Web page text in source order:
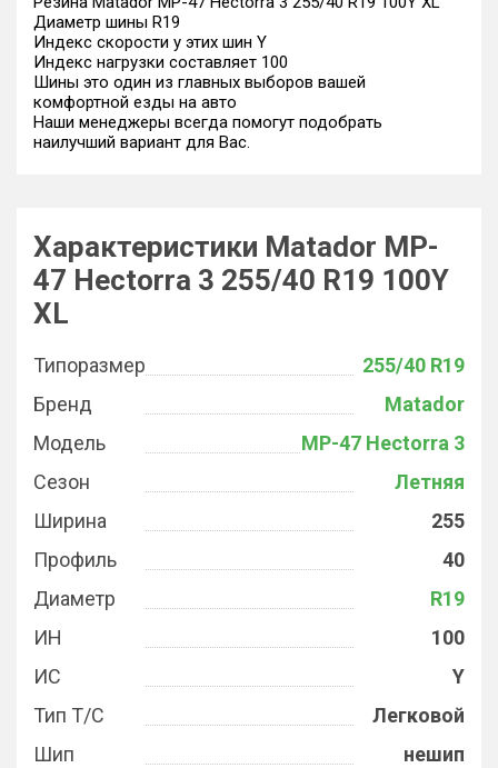
Диаметр шины R19
Индекс скорости у этих шин Y
Индекс нагрузки составляет 100
Шины это один из главных выборов вашей
комфортной езды на авто
Наши менеджеры всегда помогут подобрать
наилучший вариант для Вас.
Характеристики Matador MP-
47 Hectorra 3 255/40 R19 100Y
XL
Типоразмер
255/40 R19
Бренд
Matador
Модель
MP-47 Hectorra 3
Сезон
Летняя
Ширина
255
Профиль
40
Диаметр
R19
ИН
100
ИС
Y
Тип Т/С
Легковой
Шип
нешип